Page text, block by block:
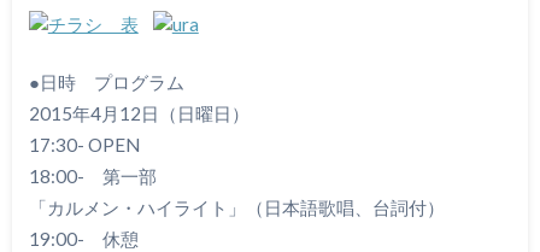
●日時 プログラム
2015年4月12日（日曜日）
17:30- OPEN
18:00- 第一部
「カルメン・ハイライト」（日本語歌唱、台詞付）
19:00- 休憩